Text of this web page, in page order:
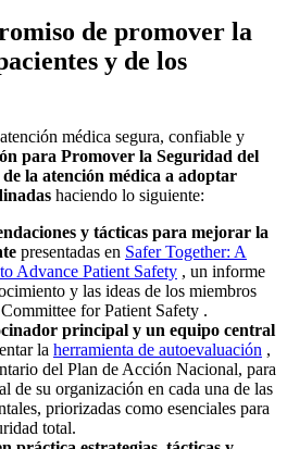
de promover la
y de los
médica segura, confiable y
para Promover la Seguridad del
la atención médica a adoptar
haciendo lo siguiente:
y tácticas para mejorar la
presentadas en Safer Together: A
Advance Patient Safety , un informe
y las ideas de los miembros
for Patient Safety .
principal y un equipo central
la herramienta de autoevaluación ,
del Plan de Acción Nacional, para
de su organización en cada una de las
priorizadas como esenciales para
total.